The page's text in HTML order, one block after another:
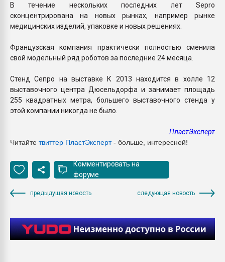
В течение нескольких последних лет Sepro
сконцентрирована на новых рынках, например рынке
медицинских изделий, упаковке и новых решениях.
Французская компания практически полностью сменила
свой модельный ряд роботов за последние 24 месяца.
Стенд Сепро на выставке К 2013 находится в холле 12
выставочного центра Дюсельдорфа и занимает площадь
255 квадратных метра, большего выставочного стенда у
этой компании никогда не было.
ПластЭксперт
Читайте твиттер ПластЭксперт- больше, интересней!
Комментировать на
форуме
предыдущая новость следующая новость